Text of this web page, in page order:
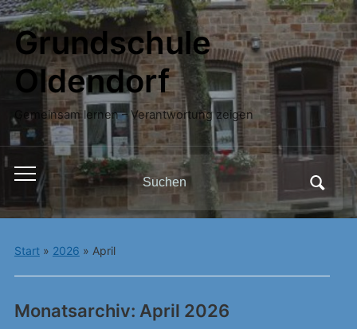
Grundschule
Oldendorf
Gemeinsam lernen – Verantwortung zeigen
Toggle
mobile
menu
Search
for:
Start » 2026 » April
Monatsarchiv: April 2026